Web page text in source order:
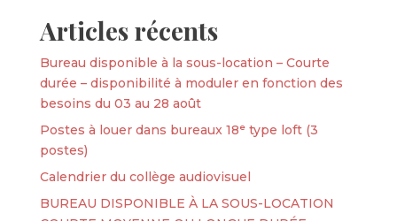
Articles récents
Bureau disponible à la sous-location – Courte
durée – disponibilité à moduler en fonction des
besoins du 03 au 28 août
Postes à louer dans bureaux 18ᵉ type loft (3
postes)
Calendrier du collège audiovisuel
BUREAU DISPONIBLE À LA SOUS-LOCATION